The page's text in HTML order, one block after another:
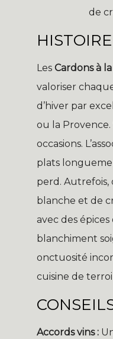
de
Les Cardons à
valoriser
d’hiver par
ou la
occasions.
plats
perd. Autrefois,
blanche et de
avec des
blanchiment
onctuosité
cuisine de
Accords vins :